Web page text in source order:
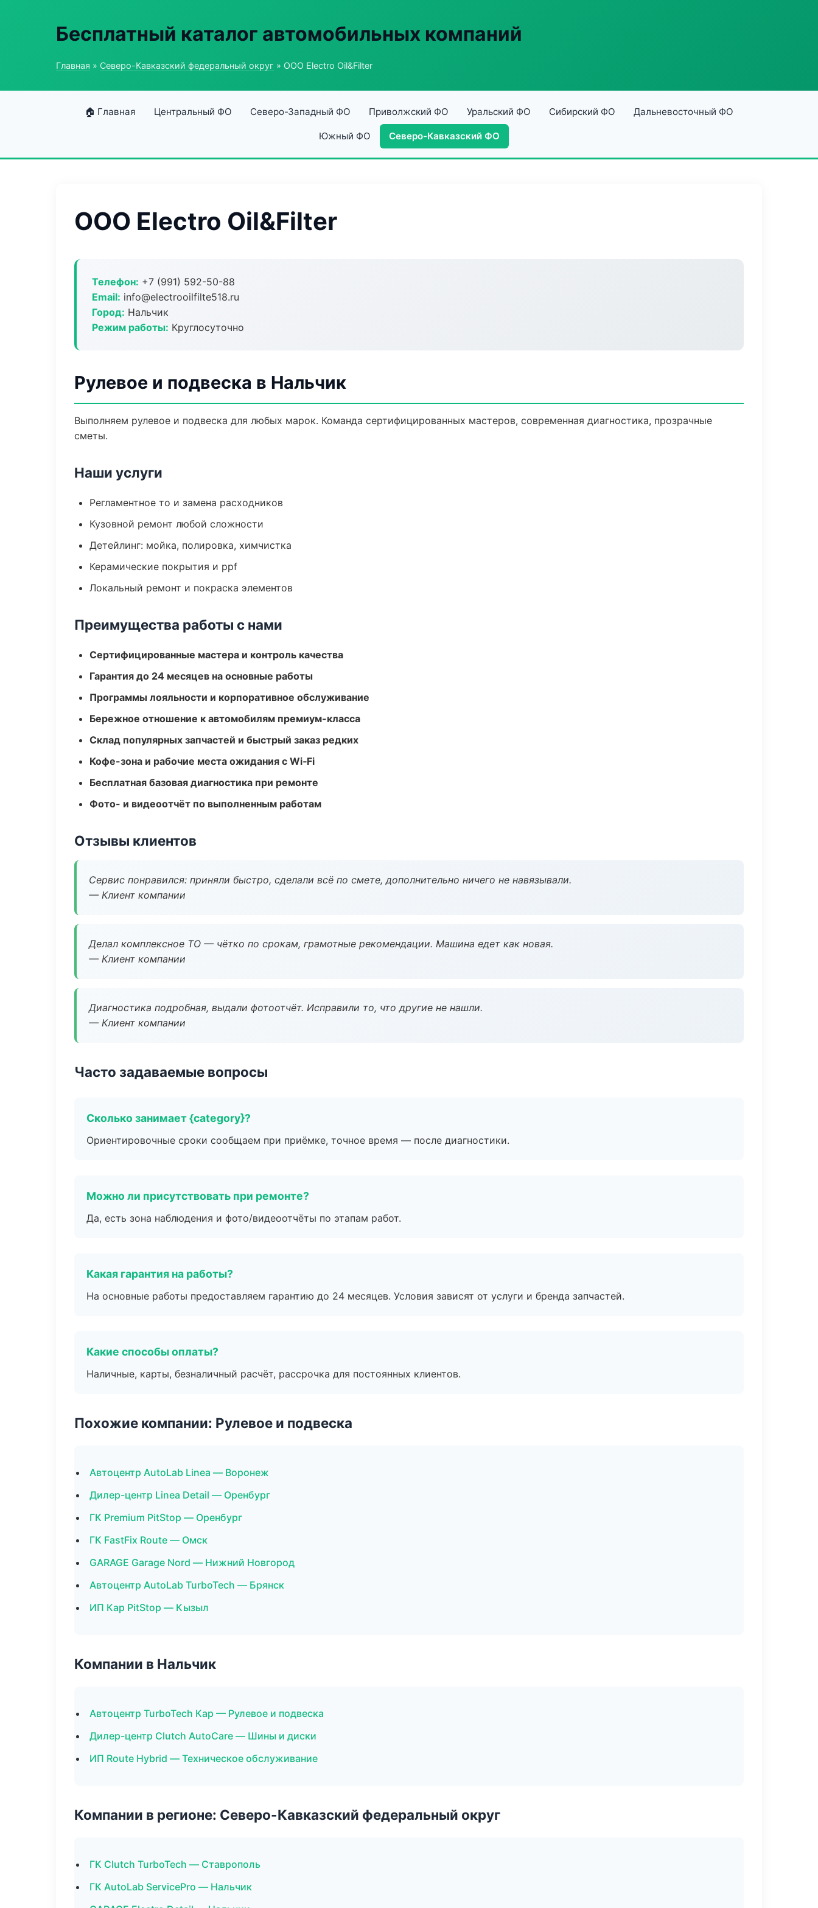
Бесплатный каталог автомобильных компаний
Главная » Северо-Кавказский федеральный округ » ООО Electro Oil&Filter
🏠 Главная Центральный ФО Северо-Западный ФО Приволжский ФО Уральский ФО Сибирский ФО Дальневосточный ФО
Южный ФО Северо-Кавказский ФО
ООО Electro Oil&Filter
Телефон: +7 (991) 592-50-88
Email: info@electrooilfilte518.ru
Город: Нальчик
Режим работы: Круглосуточно
Рулевое и подвеска в Нальчик
Выполняем рулевое и подвеска для любых марок. Команда сертифицированных мастеров, современная диагностика, прозрачные
сметы.
Наши услуги
Регламентное то и замена расходников
Кузовной ремонт любой сложности
Детейлинг: мойка, полировка, химчистка
Керамические покрытия и ppf
Локальный ремонт и покраска элементов
Преимущества работы с нами
Сертифицированные мастера и контроль качества
Гарантия до 24 месяцев на основные работы
Программы лояльности и корпоративное обслуживание
Бережное отношение к автомобилям премиум-класса
Склад популярных запчастей и быстрый заказ редких
Кофе-зона и рабочие места ожидания с Wi‑Fi
Бесплатная базовая диагностика при ремонте
Фото- и видеоотчёт по выполненным работам
Отзывы клиентов
Сервис понравился: приняли быстро, сделали всё по смете, дополнительно ничего не навязывали.
— Клиент компании
Делал комплексное ТО — чётко по срокам, грамотные рекомендации. Машина едет как новая.
— Клиент компании
Диагностика подробная, выдали фотоотчёт. Исправили то, что другие не нашли.
— Клиент компании
Часто задаваемые вопросы
Сколько занимает {category}?
Ориентировочные сроки сообщаем при приёмке, точное время — после диагностики.
Можно ли присутствовать при ремонте?
Да, есть зона наблюдения и фото/видеоотчёты по этапам работ.
Какая гарантия на работы?
На основные работы предоставляем гарантию до 24 месяцев. Условия зависят от услуги и бренда запчастей.
Какие способы оплаты?
Наличные, карты, безналичный расчёт, рассрочка для постоянных клиентов.
Похожие компании: Рулевое и подвеска
Автоцентр AutoLab Linea — Воронеж
Дилер-центр Linea Detail — Оренбург
ГК Premium PitStop — Оренбург
ГК FastFix Route — Омск
GARAGE Garage Nord — Нижний Новгород
Автоцентр AutoLab TurboTech — Брянск
ИП Кар PitStop — Кызыл
Компании в Нальчик
Автоцентр TurboTech Кар — Рулевое и подвеска
Дилер-центр Clutch AutoCare — Шины и диски
ИП Route Hybrid — Техническое обслуживание
Компании в регионе: Северо-Кавказский федеральный округ
ГК Clutch TurboTech — Ставрополь
ГК AutoLab ServicePro — Нальчик